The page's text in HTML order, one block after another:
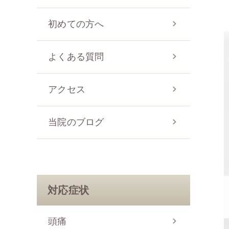
初めての方へ
よくある質問
アクセス
当院のブログ
対応症状
頭痛